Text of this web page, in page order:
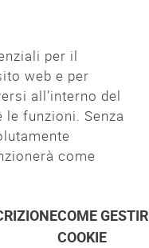
per il
web e per
all’interno del
funzioni. Senza
come
COME
COOKIE